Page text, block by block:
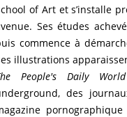
of Art et s’installe
Ses études
commence à
illustrations
People's Daily World
des
pornographique